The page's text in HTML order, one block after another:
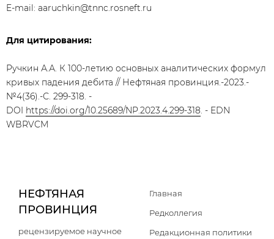
E-mail: aaruchkin@tnnc.rosneft.ru
Для цитирования:
Ручкин А.А. К 100-летию основных аналитических формул
кривых падения дебита // Нефтяная провинция.-2023.-
№4(36).-С. 299-318. -
DOI https://doi.org/10.25689/NP.2023.4.299-318. - EDN
WBRVCM
НЕФТЯНАЯ
ПРОВИНЦИЯ
рецензируемое научное
Главная
Редколлегия
Редакционная политики